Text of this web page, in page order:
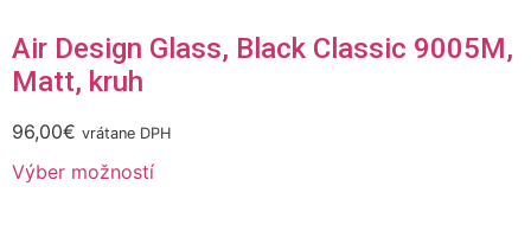
Air Design Glass, Black Classic 9005M,
Matt, kruh
96,00€ vrátane DPH
Výber možností